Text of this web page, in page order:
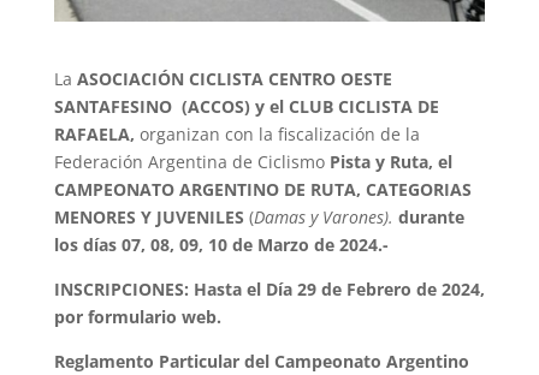
La ASOCIACIÓN CICLISTA CENTRO OESTE
SANTAFESINO (ACCOS) y el CLUB CICLISTA DE
RAFAELA, organizan con la fiscalización de la
Federación Argentina de Ciclismo Pista y Ruta, el
CAMPEONATO ARGENTINO DE RUTA, CATEGORIAS
MENORES Y JUVENILES (Damas y Varones). durante
los días 07, 08, 09, 10 de Marzo de 2024.-
INSCRIPCIONES: Hasta el Día 29 de Febrero de 2024,
por formulario web.
Reglamento Particular del Campeonato Argentino